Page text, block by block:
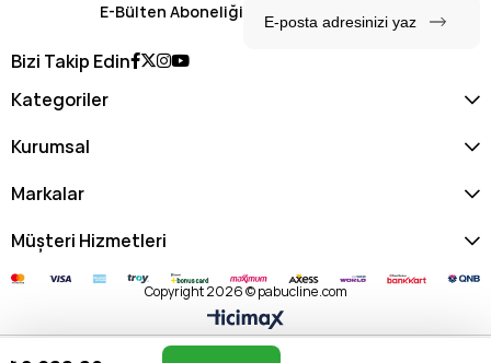
E-Bülten Aboneliği
Bizi Takip Edin
Kategoriler
Kurumsal
Markalar
Müşteri Hizmetleri
Copyright 2026 © pabucline.com